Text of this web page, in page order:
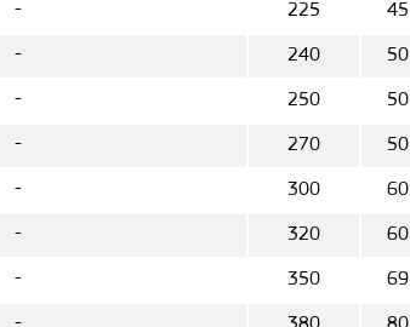
- 225 45
- 240 50
- 250 50
- 270 50
- 300 60
- 320 60
- 350 69